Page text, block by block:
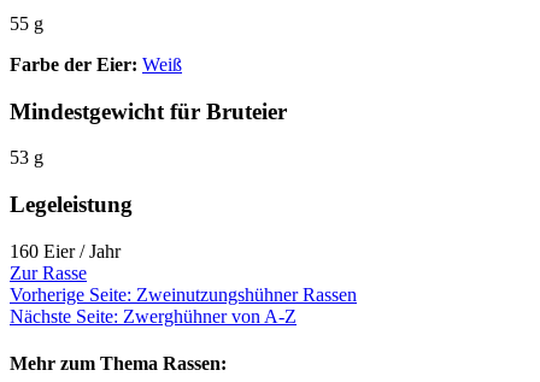
55 g
Farbe der Eier: Weiß
Mindestgewicht für Bruteier
53 g
Legeleistung
160 Eier / Jahr
Zur Rasse
Vorherige Seite: Zweinutzungshühner Rassen
Nächste Seite: Zwerghühner von A-Z
Mehr zum Thema Rassen: